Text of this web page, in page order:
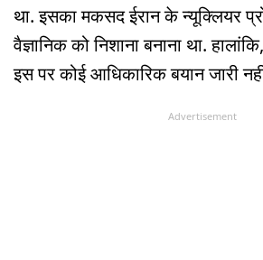
था. इसका मकसद ईरान के न्यूक्लियर
वैज्ञानिक को निशाना बनाना था.
इस पर कोई आधिकारिक बयान जारी
Advertisement